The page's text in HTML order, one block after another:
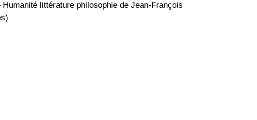
Humanité littérature philosophie de Jean-François